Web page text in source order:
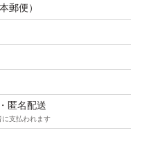
郵便）
匿名配送
に支払われます